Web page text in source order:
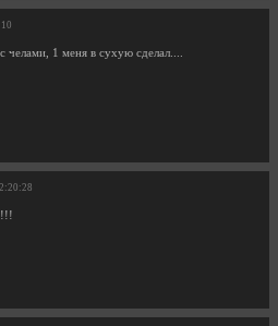
челами, 1 меня в сухую сделал....